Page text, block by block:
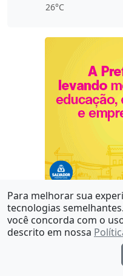
26°C
Siga-nos
Para melhorar sua
tecnologias
você concorda com o
descrito em nossa